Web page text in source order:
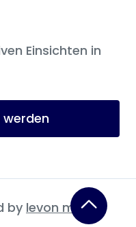
Einsichten in
by levon media